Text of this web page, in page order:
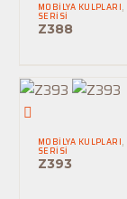
MOBILYA KULPLARI,
SERISI
Z388
Z393
MOBILYA KULPLARI,
SERISI
Z393